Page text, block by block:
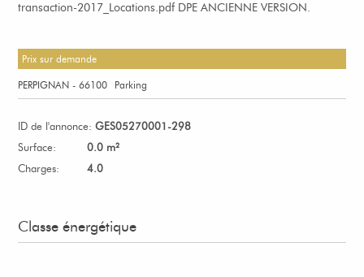
transaction-2017_Locations.pdf DPE ANCIENNE VERSION.
Prix sur demande
PERPIGNAN - 66100 Parking
ID de l'annonce: GES05270001-298
Surface:
0.0 m²
Charges:
4.0
Classe énergétique